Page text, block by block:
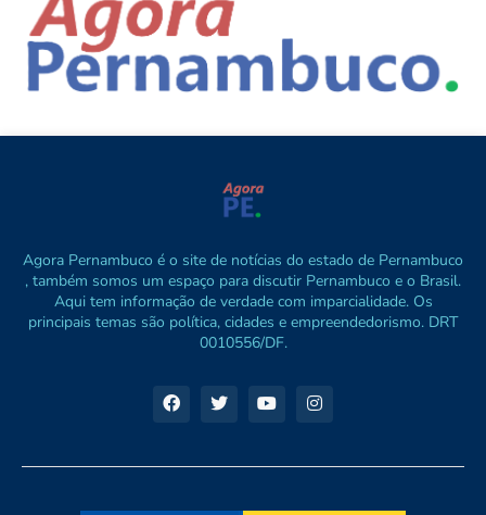
Agora Pernambuco é o site de notícias do estado de Pernambuco
, também somos um espaço para discutir Pernambuco e o Brasil.
Aqui tem informação de verdade com imparcialidade. Os
principais temas são política, cidades e empreendedorismo. DRT
0010556/DF.